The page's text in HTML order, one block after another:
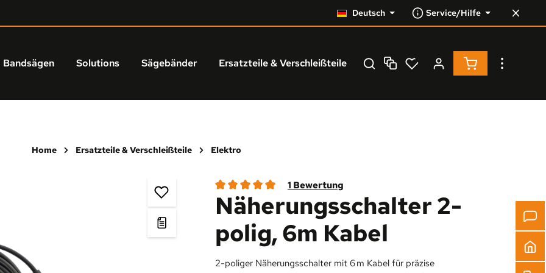
Deutsch Service/Hilfe
Bandsägen Solutions Sägebänder Ersatzteile & Verschleißteile Service % Resale %Warenkorb
Home Ersatzteile & Verschleißteile Elektro
Durchschnittliche Bewertung von 3 von 5 Sternen
1 Bewertung
Näherungsschalter 2-
polig, 6m Kabel
2-poliger Näherungsschalter mit 6 m Kabel für präzise